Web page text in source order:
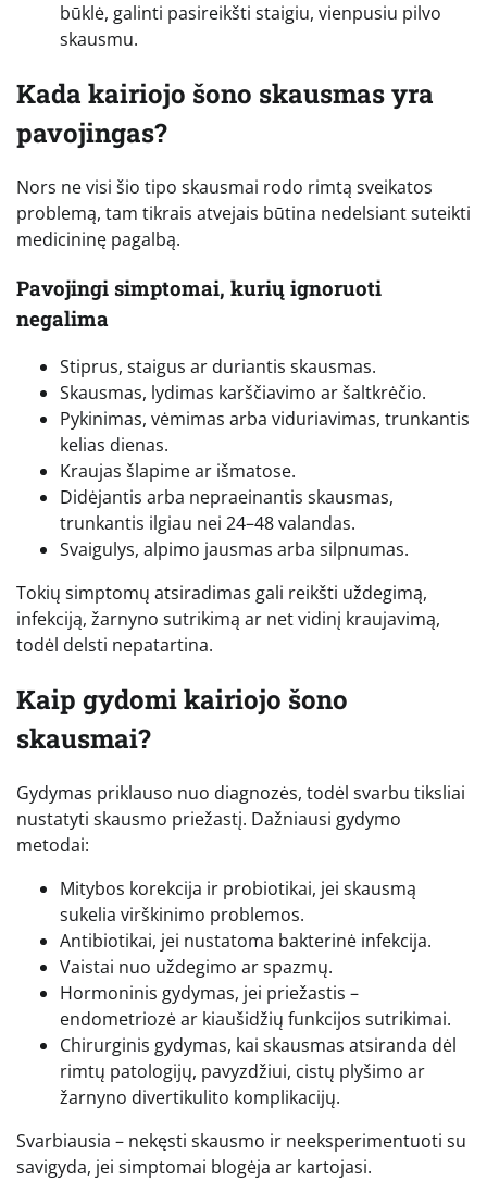
būklė, galinti pasireikšti staigiu, vienpusiu pilvo
skausmu.
Kada kairiojo šono skausmas yra
pavojingas?
Nors ne visi šio tipo skausmai rodo rimtą sveikatos
problemą, tam tikrais atvejais būtina nedelsiant suteikti
medicininę pagalbą.
Pavojingi simptomai, kurių ignoruoti
negalima
Stiprus, staigus ar duriantis skausmas.
Skausmas, lydimas karščiavimo ar šaltkrėčio.
Pykinimas, vėmimas arba viduriavimas, trunkantis
kelias dienas.
Kraujas šlapime ar išmatose.
Didėjantis arba nepraeinantis skausmas,
trunkantis ilgiau nei 24–48 valandas.
Svaigulys, alpimo jausmas arba silpnumas.
Tokių simptomų atsiradimas gali reikšti uždegimą,
infekciją, žarnyno sutrikimą ar net vidinį kraujavimą,
todėl delsti nepatartina.
Kaip gydomi kairiojo šono
skausmai?
Gydymas priklauso nuo diagnozės, todėl svarbu tiksliai
nustatyti skausmo priežastį. Dažniausi gydymo
metodai:
Mitybos korekcija ir probiotikai, jei skausmą
sukelia virškinimo problemos.
Antibiotikai, jei nustatoma bakterinė infekcija.
Vaistai nuo uždegimo ar spazmų.
Hormoninis gydymas, jei priežastis –
endometriozė ar kiaušidžių funkcijos sutrikimai.
Chirurginis gydymas, kai skausmas atsiranda dėl
rimtų patologijų, pavyzdžiui, cistų plyšimo ar
žarnyno divertikulito komplikacijų.
Svarbiausia – nekęsti skausmo ir neeksperimentuoti su
savigyda, jei simptomai blogėja ar kartojasi.